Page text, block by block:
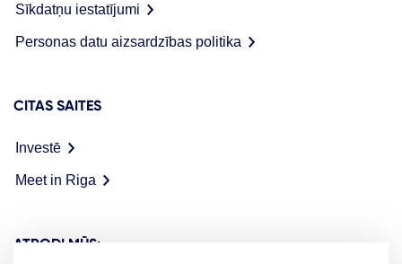
Sīkdatņu iestatījumi
Personas datu aizsardzības politika
CITAS SAITES
Investē
Meet in Riga
ATRODI MŪS: